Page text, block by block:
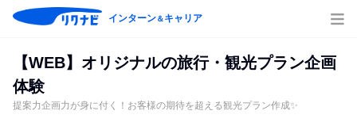
インターン＆キャリア
【WEB】オリジナルの旅行・観光プラン企画
体験
提案力企画力が身に付く！お客様の期待を超える観光プラン作成✨